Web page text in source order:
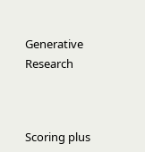
Generative
Research
Scoring plus